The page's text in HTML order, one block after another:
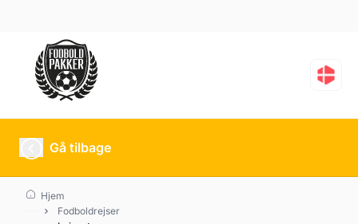
Gå tilbage
Hjem
Fodboldrejser